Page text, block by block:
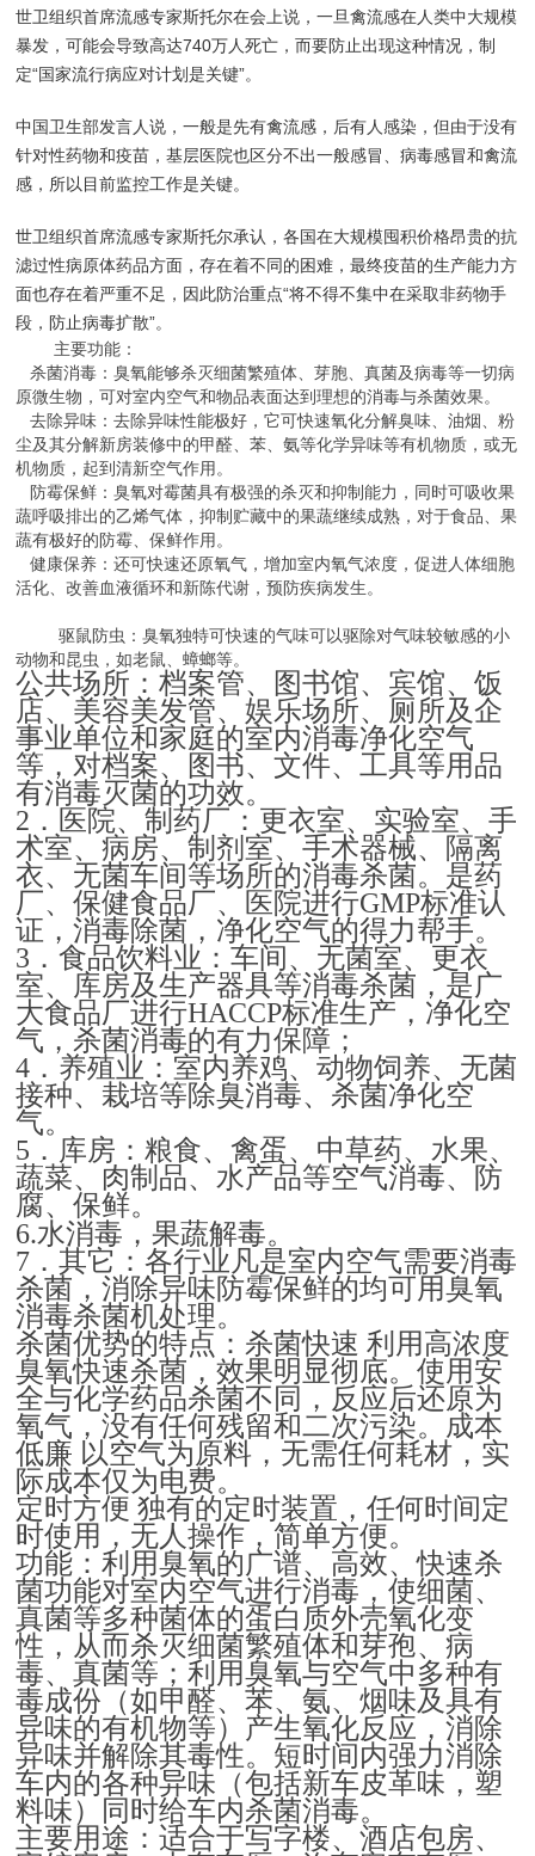
世卫组织首席流感专家斯托尔在会上说，一旦禽流感在人类中大规模
暴发，可能会导致高达740万人死亡，而要防止出现这种情况，制
定“国家流行病应对计划是关键”。
中国卫生部发言人说，一般是先有禽流感，后有人感染，但由于没有
针对性药物和疫苗，基层医院也区分不出一般感冒、病毒感冒和禽流
感，所以目前监控工作是关键。
世卫组织首席流感专家斯托尔承认，各国在大规模囤积价格昂贵的抗
滤过性病原体药品方面，存在着不同的困难，最终疫苗的生产能力方
面也存在着严重不足，因此防治重点“将不得不集中在采取非药物手
段，防止病毒扩散”。
主要功能：
杀菌消毒：臭氧能够杀灭细菌繁殖体、芽胞、真菌及病毒等一切病
原微生物，可对室内空气和物品表面达到理想的消毒与杀菌效果。
去除异味：去除异味性能极好，它可快速氧化分解臭味、油烟、粉
尘及其分解新房装修中的甲醛、苯、氨等化学异味等有机物质，或无
机物质，起到清新空气作用。
防霉保鲜：臭氧对霉菌具有极强的杀灭和抑制能力，同时可吸收果
蔬呼吸排出的乙烯气体，抑制贮藏中的果蔬继续成熟，对于食品、果
蔬有极好的防霉、保鲜作用。
健康保养：还可快速还原氧气，增加室内氧气浓度，促进人体细胞
活化、改善血液循环和新陈代谢，预防疾病发生。
驱鼠防虫：臭氧独特可快速的气味可以驱除对气味较敏感的小
动物和昆虫，如老鼠、蟑螂等。
公共场所：档案管、图书馆、宾馆、饭
店、美容美发管、娱乐场所、厕所及企
事业单位和家庭的室内消毒净化空气
等，对档案、图书、文件、工具等用品
有消毒灭菌的功效。
2 ．医院、制药厂：更衣室、实验室、手
术室、病房、制剂室、手术器械、隔离
衣、无菌车间等场所的消毒杀菌。是药
厂、保健食品厂、医院进行GMP标准认
证，消毒除菌，净化空气的得力帮手。
3 ．食品饮料业：车间、无菌室、更衣
室、库房及生产器具等消毒杀菌，是广
大食品厂进行HACCP标准生产，净化空
气，杀菌消毒的有力保障；
4 ．养殖业：室内养鸡、动物饲养、无菌
接种、栽培等除臭消毒、杀菌净化空
气。
5 ．库房：粮食、禽蛋、中草药、水果、
蔬菜、肉制品、水产品等空气消毒、防
腐、保鲜。
6.水消毒，果蔬解毒。
7 ．其它：各行业凡是室内空气需要消毒
杀菌，消除异味防霉保鲜的均可用臭氧
消毒杀菌机处理。
杀菌优势的特点：杀菌快速 利用高浓度
臭氧快速杀菌，效果明显彻底。使用安
全与化学药品杀菌不同，反应后还原为
氧气，没有任何残留和二次污染。成本
低廉 以空气为原料，无需任何耗材，实
际成本仅为电费。
定时方便 独有的定时装置，任何时间定
时使用，无人操作，简单方便。
功能：利用臭氧的广谱、高效、快速杀
菌功能对室内空气进行消毒，使细菌、
真菌等多种菌体的蛋白质外壳氧化变
性，从而杀灭细菌繁殖体和芽孢、病
毒、真菌等；利用臭氧与空气中多种有
毒成份（如甲醛、苯、氨、烟味及具有
异味的有机物等）产生氧化反应，消除
异味并解除其毒性。短时间内强力消除
车内的各种异味（包括新车皮革味，塑
料味）同时给车内杀菌消毒。
主要用途：适合于写字楼、酒店包房、